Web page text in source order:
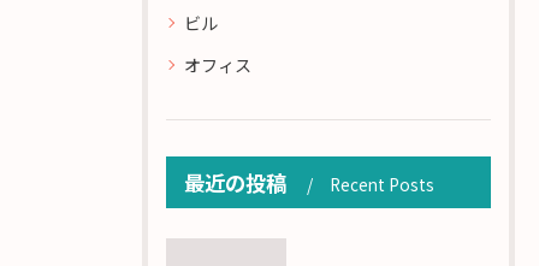
ビル
オフィス
最近の投稿 Recent Posts